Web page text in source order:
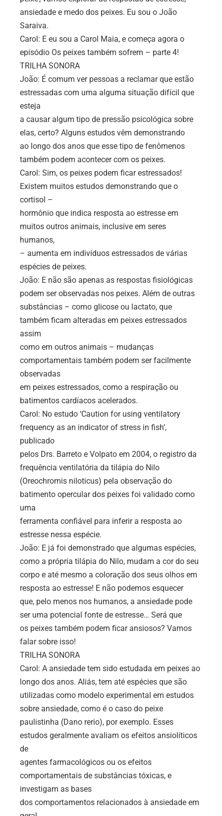
ansiedade e medo dos peixes. Eu sou o João
Saraiva.
Carol: E eu sou a Carol Maia, e começa agora o
episódio Os peixes também sofrem – parte 4!
TRILHA SONORA
João: É comum ver pessoas a reclamar que estão
estressadas com uma alguma situação difícil que
esteja
a causar algum tipo de pressão psicológica sobre
elas, certo? Alguns estudos vêm demonstrando
ao longo dos anos que esse tipo de fenômenos
também podem acontecer com os peixes.
Carol: Sim, os peixes podem ficar estressados!
Existem muitos estudos demonstrando que o
cortisol –
hormônio que indica resposta ao estresse em
muitos outros animais, inclusive em seres
humanos,
– aumenta em indivíduos estressados de várias
espécies de peixes.
João: E não são apenas as respostas fisiológicas
podem ser observadas nos peixes. Além de outras
substâncias – como glicose ou lactato, que
também ficam alteradas em peixes estressados
assim
como em outros animais – mudanças
comportamentais também podem ser facilmente
observadas
em peixes estressados, como a respiração ou
batimentos cardíacos acelerados.
Carol: No estudo ‘Caution for using ventilatory
frequency as an indicator of stress in fish’,
publicado
pelos Drs. Barreto e Volpato em 2004, o registro da
frequência ventilatória da tilápia do Nilo
(Oreochromis niloticus) pela observação do
batimento opercular dos peixes foi validado como
uma
ferramenta confiável para inferir a resposta ao
estresse nessa espécie.
João: E já foi demonstrado que algumas espécies,
como a própria tilápia do Nilo, mudam a cor do seu
corpo e até mesmo a coloração dos seus olhos em
resposta ao estresse! E não podemos esquecer
que, pelo menos nos humanos, a ansiedade pode
ser uma potencial fonte de estresse… Será que
os peixes também podem ficar ansiosos? Vamos
falar sobre isso!
TRILHA SONORA
Carol: A ansiedade tem sido estudada em peixes ao
longo dos anos. Aliás, tem até espécies que são
utilizadas como modelo experimental em estudos
sobre ansiedade, como é o caso do peixe
paulistinha (Dano rerio), por exemplo. Esses
estudos geralmente avaliam os efeitos ansiolíticos
de
agentes farmacológicos ou os efeitos
comportamentais de substâncias tóxicas, e
investigam as bases
dos comportamentos relacionados à ansiedade em